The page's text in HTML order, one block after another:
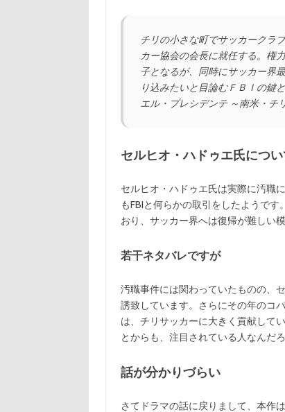
チリの小さな町でサッカークラ
カー協会の会長に就任する。権
子となるが、同時にサッカー界
り込みたいと目論むＦＢＩの鍵と
エル・プレシデンテ ～南米・チ
セルヒオ・ハドゥエ氏につい
セルヒオ・ハドゥエ氏は実際に汚職
もFBIと何らかの取引をしたようで
おり、サッカー界へは復帰が難しい模
若干ネタバレですが
汚職事件には関わっていたものの、
誘致しています。さらにその年のコ
は、チリサッカーに大きく貢献して
とからも、注目されている人なんだろ
話が分かりづらい
さてドラマの話に戻りまして、本作